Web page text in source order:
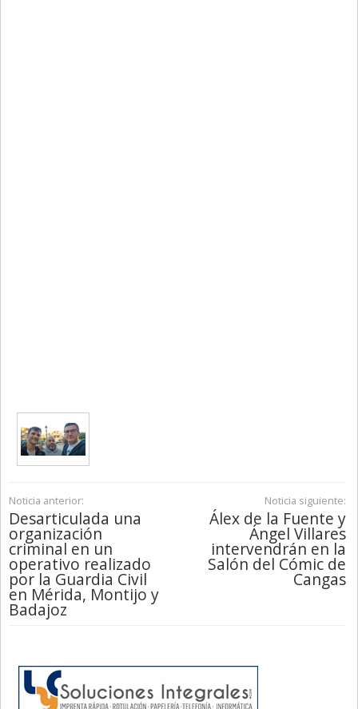
Noticia anterior:
Desarticulada una
organización
criminal en un
operativo realizado
por la Guardia Civil
en Mérida, Montijo y
Badajoz
Noticia siguiente:
Álex de la Fuente y
Ángel Villares
intervendrán en la
Salón del Cómic de
Cangas